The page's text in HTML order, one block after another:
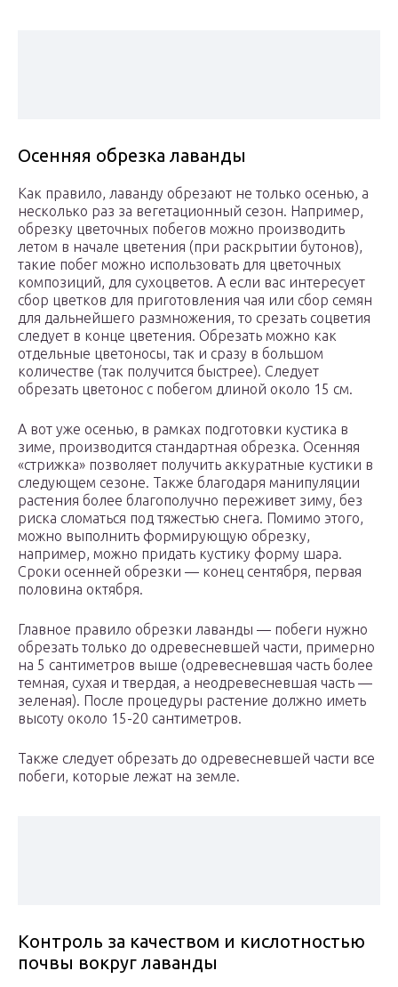
Осенняя обрезка лаванды
Как правило, лаванду обрезают не только осенью, а
несколько раз за вегетационный сезон. Например,
обрезку цветочных побегов можно производить
летом в начале цветения (при раскрытии бутонов),
такие побег можно использовать для цветочных
композиций, для сухоцветов. А если вас интересует
сбор цветков для приготовления чая или сбор семян
для дальнейшего размножения, то срезать соцветия
следует в конце цветения. Обрезать можно как
отдельные цветоносы, так и сразу в большом
количестве (так получится быстрее). Следует
обрезать цветонос с побегом длиной около 15 см.
А вот уже осенью, в рамках подготовки кустика в
зиме, производится стандартная обрезка. Осенняя
«стрижка» позволяет получить аккуратные кустики в
следующем сезоне. Также благодаря манипуляции
растения более благополучно переживет зиму, без
риска сломаться под тяжестью снега. Помимо этого,
можно выполнить формирующую обрезку,
например, можно придать кустику форму шара.
Сроки осенней обрезки — конец сентября, первая
половина октября.
Главное правило обрезки лаванды — побеги нужно
обрезать только до одревесневшей части, примерно
на 5 сантиметров выше (одревесневшая часть более
темная, сухая и твердая, а неодревесневшая часть —
зеленая). После процедуры растение должно иметь
высоту около 15-20 сантиметров.
Также следует обрезать до одревесневшей части все
побеги, которые лежат на земле.
Контроль за качеством и кислотностью
почвы вокруг лаванды